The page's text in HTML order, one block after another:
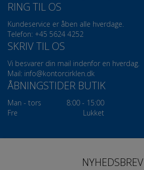
RING TIL OS
Kundeservice er åben alle hverdage.
Telefon: +45 5624 4252
SKRIV TIL OS
Vi besvarer din mail indenfor en hverdag.
Mail: info@kontorcirklen.dk
ÅBNINGSTIDER BUTIK
Man - tors
8:00 - 15:00
Fre
Lukket
NYHEDSBREV